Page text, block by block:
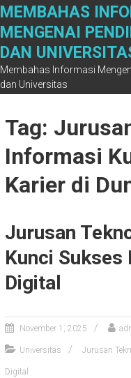
Skip
content
MEMBAHAS
MENGENAI
DAN
Membahas Informasi
dan Universitas
Tag:
Informasi
Karier di
Jurusan
Kunci Sukses
Digital
November 1, 2025
Universitas Jurusan
Digital